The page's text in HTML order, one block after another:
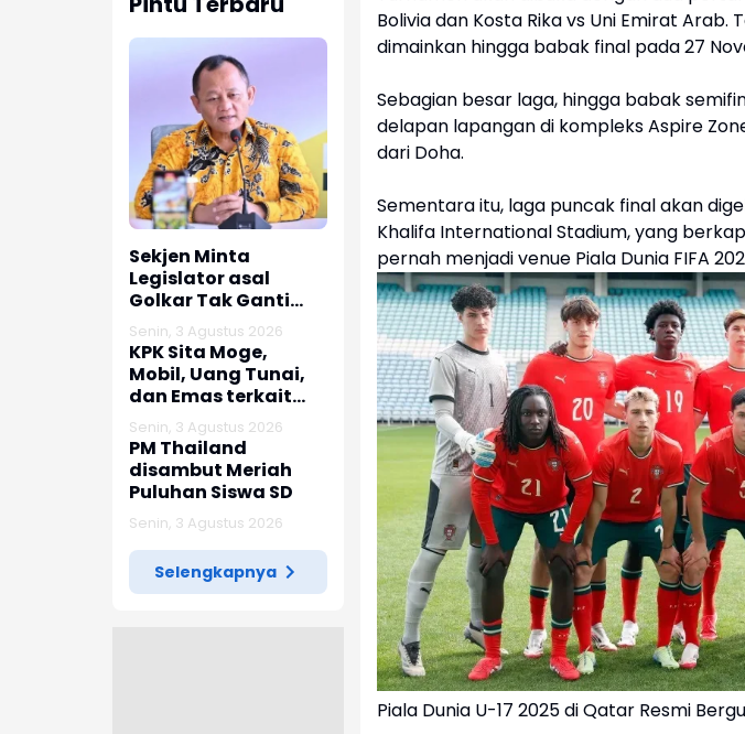
Sekjen Minta
Legislator asal
Golkar Tak Ganti
Nomor HP usai Jadi
Dewan
Senin, 3 Agustus 2026
KPK Sita Moge,
Mobil, Uang Tunai,
dan Emas terkait
Kasus Korupsi
Bupati Pemalang
Senin, 3 Agustus 2026
PM Thailand
disambut Meriah
Puluhan Siswa SD
Senin, 3 Agustus 2026
Selengkapnya
Bolivia dan Kosta Rika vs Uni Emirat
dimainkan hingga babak final pada 27
Sebagian besar laga, hingga babak
delapan lapangan di kompleks Aspire
dari Doha.
Sementara itu, laga puncak final akan
Khalifa International Stadium, yang
pernah menjadi venue Piala Dunia FIFA
Piala Dunia U-17 2025 di Qatar Resmi